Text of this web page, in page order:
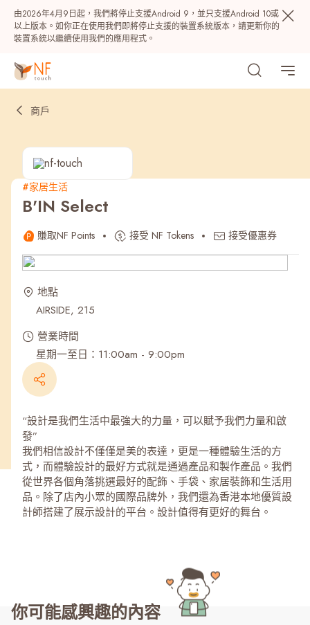
由2026年4月9日起，我們將停止支援Android 9，並只支援Android 10或
以上版本。如你正在使用我們即將停止支援的裝置系統版本，請更新你的
裝置系統以繼續使用我們的應用程式。
熱門
最近搜尋紀錄
商戶
#家居生活
B'IN Select
賺取NF Points 接受 NF Tokens 接受優惠券
地點
AIRSIDE, 215
營業時間
星期一至日：11:00am - 9:00pm
“設計是我們生活中最強大的力量，可以賦予我們力量和啟
發”
我們相信設計不僅僅是美的表達，更是一種體驗生活的方
式，而體驗設計的最好方式就是通過產品和製作產品。我們
從世界各個角落挑選最好的配飾、手袋、家居裝飾和生活用
品。除了店內小眾的國際品牌外，我們還為香港本地優質設
計師搭建了展示設計的平台。設計值得有更好的舞台。
你可能感興趣的內容